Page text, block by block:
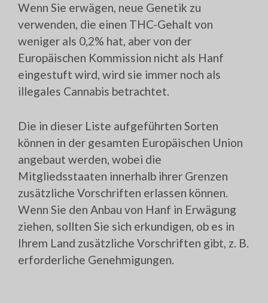
Wenn Sie erwägen, neue Genetik zu
verwenden, die einen THC-Gehalt von
weniger als 0,2% hat, aber von der
Europäischen Kommission nicht als Hanf
eingestuft wird, wird sie immer noch als
illegales Cannabis betrachtet.
Die in dieser Liste aufgeführten Sorten
können in der gesamten Europäischen Union
angebaut werden, wobei die
Mitgliedsstaaten innerhalb ihrer Grenzen
zusätzliche Vorschriften erlassen können.
Wenn Sie den Anbau von Hanf in Erwägung
ziehen, sollten Sie sich erkundigen, ob es in
Ihrem Land zusätzliche Vorschriften gibt, z. B.
erforderliche Genehmigungen.